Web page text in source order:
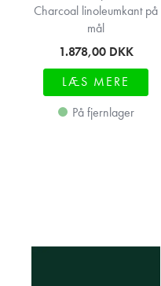
Charcoal linoleumkant på
mål
1.878,00 DKK
LÆS MERE
På fjernlager